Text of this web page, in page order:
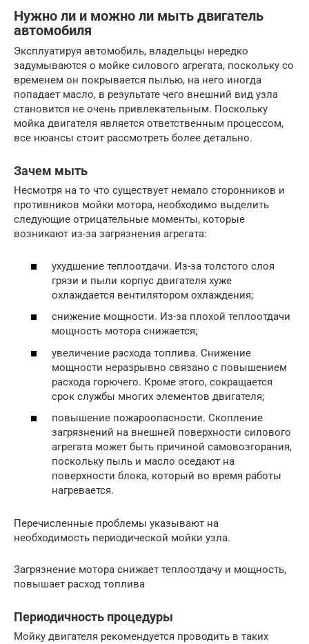
Нужно ли и можно ли мыть двигатель
автомобиля
Эксплуатируя автомобиль, владельцы нередко
задумываются о мойке силового агрегата, поскольку со
временем он покрывается пылью, на него иногда
попадает масло, в результате чего внешний вид узла
становится не очень привлекательным. Поскольку
мойка двигателя является ответственным процессом,
все нюансы стоит рассмотреть более детально.
Зачем мыть
Несмотря на то что существует немало сторонников и
противников мойки мотора, необходимо выделить
следующие отрицательные моменты, которые
возникают из-за загрязнения агрегата:
ухудшение теплоотдачи. Из-за толстого слоя
грязи и пыли корпус двигателя хуже
охлаждается вентилятором охлаждения;
снижение мощности. Из-за плохой теплоотдачи
мощность мотора снижается;
увеличение расхода топлива. Снижение
мощности неразрывно связано с повышением
расхода горючего. Кроме этого, сокращается
срок службы многих элементов двигателя;
повышение пожароопасности. Скопление
загрязнений на внешней поверхности силового
агрегата может быть причиной самовозгорания,
поскольку пыль и масло оседают на
поверхности блока, который во время работы
нагревается.
Перечисленные проблемы указывают на
необходимость периодической мойки узла.
Загрязнение мотора снижает теплоотдачу и мощность,
повышает расход топлива
Периодичность процедуры
Мойку двигателя рекомендуется проводить в таких